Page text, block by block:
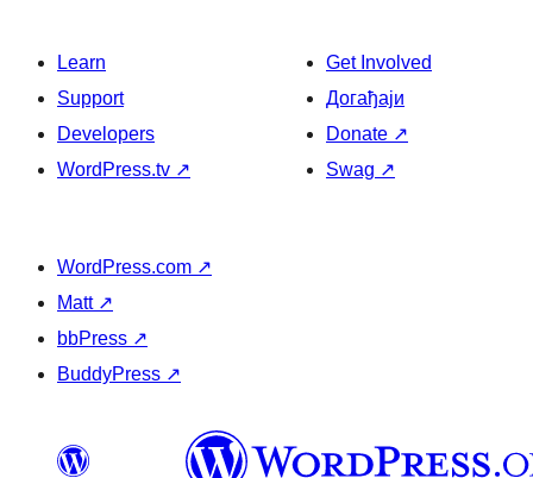
Learn
Support
Developers
WordPress.tv ↗
Get Involved
Догађаји
Donate ↗
Swag ↗
WordPress.com ↗
Matt ↗
bbPress ↗
BuddyPress ↗